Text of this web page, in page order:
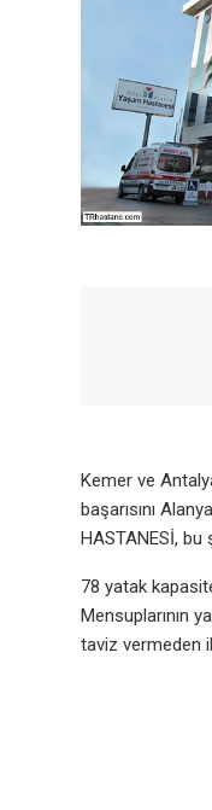
Kemer ve
başarısını
HASTANESİ,
78 yatak
Mensuplarının
taviz vermeden